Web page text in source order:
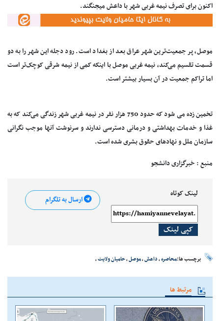
اکنون برای تصرف نیمه غربی شهر با داعش میجنگند.
موصل، پر جمعیت‌ترین شهر عراق بعد از بغداد است. رود دجله این شهر را به دو
قسمت تقسیم می‌کند، نیمه غربی موصل با اینکه کمی از نیمه شرقی کوچک‌تر است
اما تراکم جمعیت در آن بسیار بیشتر است.
تخمین زده می شود که حدود 750 هزار نفر در نیمه غربی شهر زندگی می‌کند که به
غذا و خدمات بهداشتی و درمانی دسترسی ندارند و سرنوشت آنها موجب نگرانی
سازمان ملل و نهادهای حقوق بشری شده است.
منبع : خبرگزاری دانشجو
لینک کوتاه
کپی لینک
ارسال به تلگرام
برچسب ها:محاصره،داعش،موصل،حامیان ولایت،
مرتبط ها